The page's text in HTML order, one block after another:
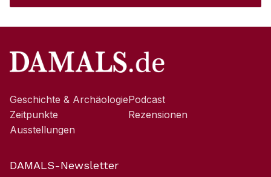
Geschichte & Archäologie
Zeitpunkte
Ausstellungen
Podcast
Rezensionen
DAMALS-Newsletter